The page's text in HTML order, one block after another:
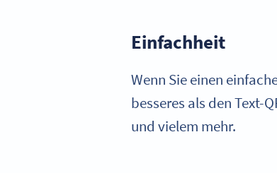
Einfachheit
Wenn Sie einen
besseres als den Text-
und vielem mehr.